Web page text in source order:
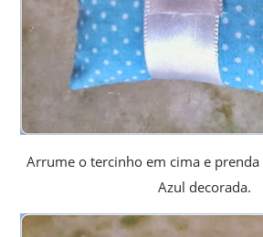
Arrume o tercinho em cima e prenda
Azul decorada.